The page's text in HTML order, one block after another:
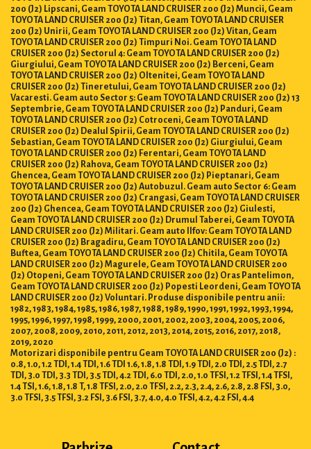
200 (J2) Lipscani, Geam TOYOTA LAND CRUISER 200 (J2) Muncii, Geam
TOYOTA LAND CRUISER 200 (J2) Titan, Geam TOYOTA LAND CRUISER
200 (J2) Unirii, Geam TOYOTA LAND CRUISER 200 (J2) Vitan, Geam
TOYOTA LAND CRUISER 200 (J2) Timpuri Noi. Geam TOYOTA LAND
CRUISER 200 (J2) Sectorul 4: Geam TOYOTA LAND CRUISER 200 (J2)
Giurgiului, Geam TOYOTA LAND CRUISER 200 (J2) Berceni, Geam
TOYOTA LAND CRUISER 200 (J2) Oltenitei, Geam TOYOTA LAND
CRUISER 200 (J2) Tineretului, Geam TOYOTA LAND CRUISER 200 (J2)
Vacaresti. Geam auto Sector 5: Geam TOYOTA LAND CRUISER 200 (J2) 13
Septembrie, Geam TOYOTA LAND CRUISER 200 (J2) Panduri, Geam
TOYOTA LAND CRUISER 200 (J2) Cotroceni, Geam TOYOTA LAND
CRUISER 200 (J2) Dealul Spirii, Geam TOYOTA LAND CRUISER 200 (J2)
Sebastian, Geam TOYOTA LAND CRUISER 200 (J2) Giurgiului, Geam
TOYOTA LAND CRUISER 200 (J2) Ferentari, Geam TOYOTA LAND
CRUISER 200 (J2) Rahova, Geam TOYOTA LAND CRUISER 200 (J2)
Ghencea, Geam TOYOTA LAND CRUISER 200 (J2) Pieptanari, Geam
TOYOTA LAND CRUISER 200 (J2) Autobuzul. Geam auto Sector 6: Geam
TOYOTA LAND CRUISER 200 (J2) Crangasi, Geam TOYOTA LAND CRUISER
200 (J2) Ghencea, Geam TOYOTA LAND CRUISER 200 (J2) Giulesti,
Geam TOYOTA LAND CRUISER 200 (J2) Drumul Taberei, Geam TOYOTA
LAND CRUISER 200 (J2) Militari. Geam auto Ilfov: Geam TOYOTA LAND
CRUISER 200 (J2) Bragadiru, Geam TOYOTA LAND CRUISER 200 (J2)
Buftea, Geam TOYOTA LAND CRUISER 200 (J2) Chitila, Geam TOYOTA
LAND CRUISER 200 (J2) Magurele, Geam TOYOTA LAND CRUISER 200
(J2) Otopeni, Geam TOYOTA LAND CRUISER 200 (J2) Oras Pantelimon,
Geam TOYOTA LAND CRUISER 200 (J2) Popesti Leordeni, Geam TOYOTA
LAND CRUISER 200 (J2) Voluntari. Produse disponibile pentru anii:
1982, 1983, 1984, 1985, 1986, 1987, 1988, 1989, 1990, 1991, 1992, 1993, 1994,
1995, 1996, 1997, 1998, 1999, 2000, 2001, 2002, 2003, 2004, 2005, 2006,
2007, 2008, 2009, 2010, 2011, 2012, 2013, 2014, 2015, 2016, 2017, 2018,
2019, 2020
Motorizari disponibile pentru Geam TOYOTA LAND CRUISER 200 (J2) :
0.8, 1.0, 1.2 TDI, 1.4 TDI, 1.6 TDI 1.6, 1.8, 1.8 TDI, 1.9 TDI, 2.0 TDI, 2.5 TDI, 2.7
TDI, 3.0 TDI, 3.3 TDI, 3.5 TDI, 4.2 TDI, 6.0 TDI, 2.0, 1.0 TFSI, 1.2 TFSI, 1.4 TFSI,
1.4 TSI, 1.6, 1.8, 1.8 T, 1.8 TFSI, 2.0, 2.0 TFSI, 2.2, 2.3, 2.4, 2.6, 2.8, 2.8 FSI, 3.0,
3.0 TFSI, 3.5 TFSI, 3.2 FSI, 3.6 FSI, 3.7, 4.0, 4.0 TFSI, 4.2, 4.2 FSI, 4.4
Parbrize Contact